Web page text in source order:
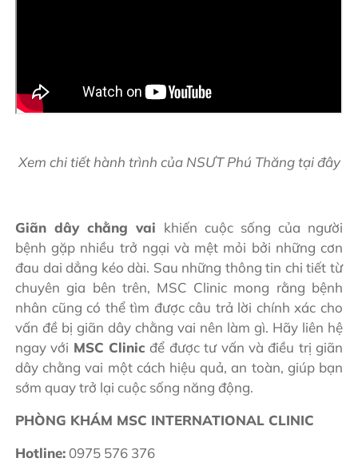
Xem chi tiết hành trình của NSƯT Phú Thăng tại đây
Giãn dây chằng vai khiến cuộc sống của người
bệnh gặp nhiều trở ngại và mệt mỏi bởi những cơn
đau dai dẳng kéo dài. Sau những thông tin chi tiết từ
chuyên gia bên trên, MSC Clinic mong rằng bệnh
nhân cũng có thể tìm được câu trả lời chính xác cho
vấn đề bị giãn dây chằng vai nên làm gì. Hãy liên hệ
ngay với MSC Clinic để được tư vấn và điều trị giãn
dây chằng vai một cách hiệu quả, an toàn, giúp bạn
sớm quay trở lại cuộc sống năng động.
PHÒNG KHÁM MSC INTERNATIONAL CLINIC
Hotline: 0975 576 376